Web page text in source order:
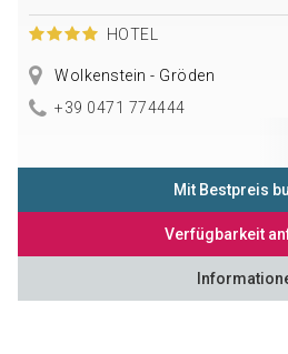
HOTEL
Wolkenstein - Gröden
+39 0471 774444
Mit Bestpreis
Verfügbarkeit